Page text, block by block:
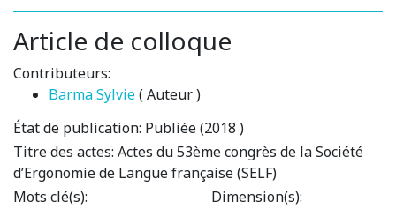
Article de colloque
Contributeurs:
Barma Sylvie( Auteur )
État de publication: Publiée (2018 )
Titre des actes: Actes du 53ème congrès de la Société
d’Ergonomie de Langue française (SELF)
Mots clé(s):
Dimension(s):